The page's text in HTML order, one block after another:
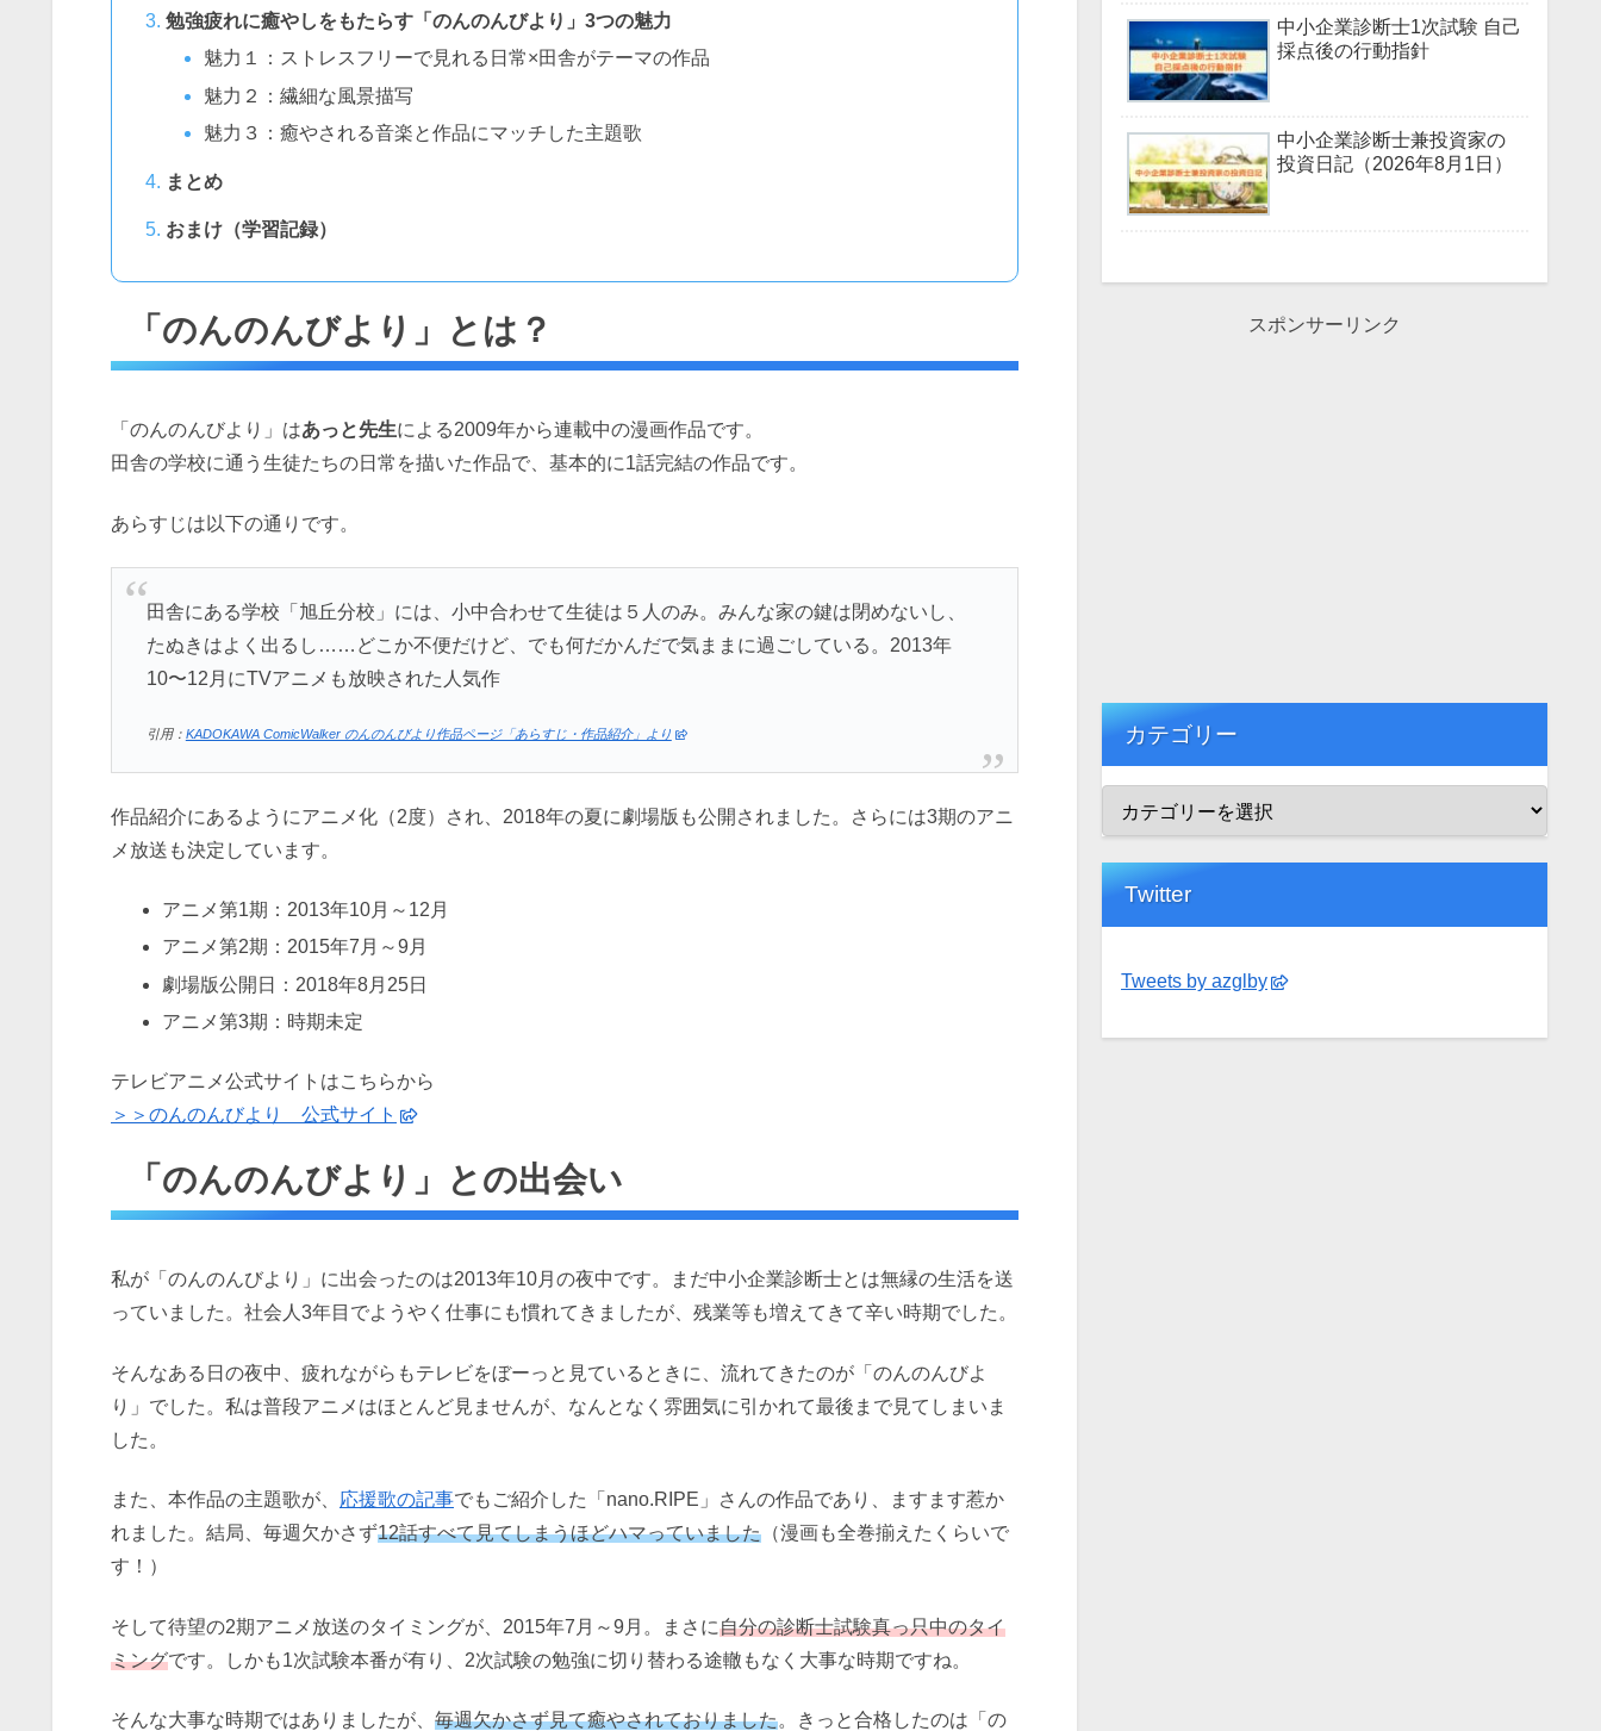
勉強疲れに癒やしをもたらす「のんのんびより」3つの魅力
魅力１：ストレスフリーで見れる日常×田舎がテーマの作品
魅力２：繊細な風景描写
魅力３：癒やされる音楽と作品にマッチした主題歌
まとめ
おまけ（学習記録）
「のんのんびより」とは？
「のんのんびより」はあっと先生による2009年から連載中の漫画作品です。
田舎の学校に通う生徒たちの日常を描いた作品で、基本的に1話完結の作品です。
あらすじは以下の通りです。
田舎にある学校「旭丘分校」には、小中合わせて生徒は５人のみ。みんな家の鍵は閉めないし、
たぬきはよく出るし……どこか不便だけど、でも何だかんだで気ままに過ごしている。2013年
10〜12月にTVアニメも放映された人気作
引用： KADOKAWA ComicWalker のんのんびより作品ページ「あらすじ・作品紹介」より
作品紹介にあるようにアニメ化（2度）され、2018年の夏に劇場版も公開されました。さらには3期のアニ
メ放送も決定しています。
アニメ第1期：2013年10月～12月
アニメ第2期：2015年7月～9月
劇場版公開日：2018年8月25日
アニメ第3期：時期未定
テレビアニメ公式サイトはこちらから
＞＞のんのんびより 公式サイト
「のんのんびより」との出会い
私が「のんのんびより」に出会ったのは2013年10月の夜中です。まだ中小企業診断士とは無縁の生活を送
っていました。社会人3年目でようやく仕事にも慣れてきましたが、残業等も増えてきて辛い時期でした。
そんなある日の夜中、疲れながらもテレビをぼーっと見ているときに、流れてきたのが「のんのんびよ
り」でした。私は普段アニメはほとんど見ませんが、なんとなく雰囲気に引かれて最後まで見てしまいま
した。
また、本作品の主題歌が、 応援歌の記事でもご紹介した「nano.RIPE」さんの作品であり、ますます惹か
れました。結局、毎週欠かさず12話すべて見てしまうほどハマっていました （漫画も全巻揃えたくらいで
す！）
そして待望の2期アニメ放送のタイミングが、2015年7月～9月。まさに自分の診断士試験真っ只中のタイ
ミングです。しかも1次試験本番が有り、2次試験の勉強に切り替わる途轍もなく大事な時期ですね。
そんな大事な時期ではありましたが、 毎週欠かさず見て癒やされておりました。きっと合格したのは「の
中小企業診断士1次試験 自己
採点後の行動指針
中小企業診断士兼投資家の
投資日記（2026年8月1日）
スポンサーリンク
カテゴリー
Twitter
Tweets by azglby